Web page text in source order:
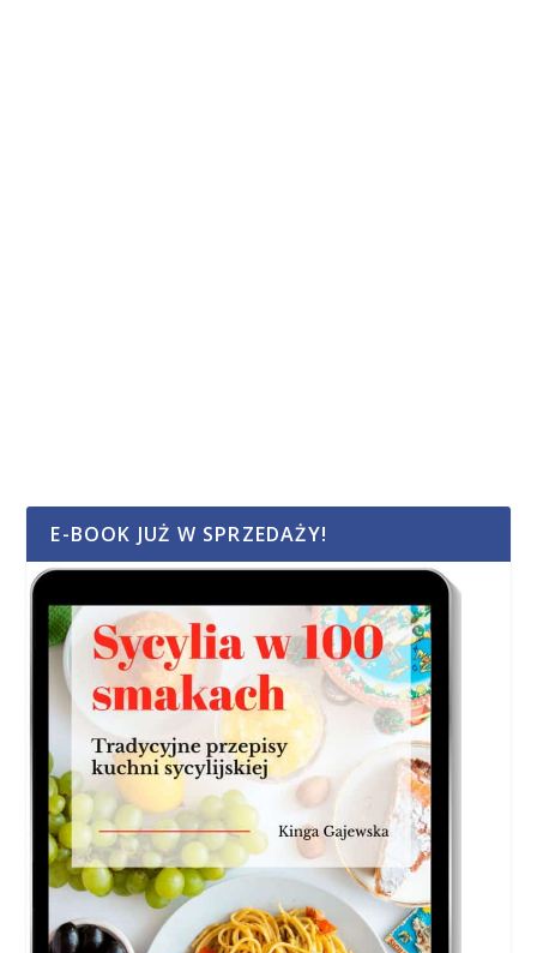
E-BOOK JUŻ W SPRZEDAŻY!